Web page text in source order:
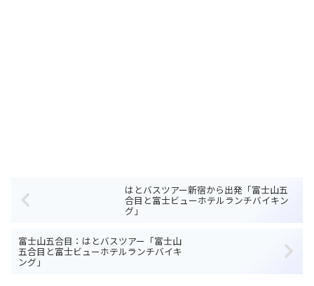
はとバスツアー新宿から出発「富士山五
合目と富士ビューホテルランチバイキン
グ」
富士山五合目：はとバスツアー「富士山
五合目と富士ビューホテルランチバイキ
ング」